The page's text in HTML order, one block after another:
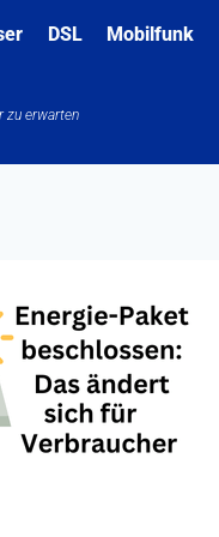
DSL Mobilfunk
zu erwarten